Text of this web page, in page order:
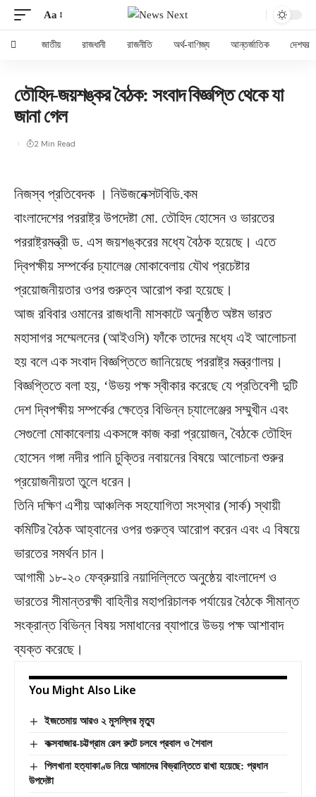
Aa
জাতীয় রাজধানী রাজনীতি অর্থ-বাণিজ্য আন্তর্জাতিক দেশঘর
তৌহিদ-জয়শঙ্কর বৈঠক: সংবাদ বিজ্ঞপ্তি থেকে যা
জানা গেল
2 Min Read
নিজস্ব প্রতিবেদক । নিউজনেক্সটবিডি.কম
বাংলাদেশের পররাষ্ট্র উপদেষ্টা মো. তৌহিদ হোসেন ও ভারতের
পররাষ্ট্রমন্ত্রী ড. এস জয়শঙ্করের মধ্যে বৈঠক হয়েছে। এতে
দ্বিপক্ষীয় সম্পর্কের চ্যালেঞ্জ মোকাবেলায় যৌথ প্রচেষ্টার
প্রয়োজনীয়তার ওপর গুরুত্ব আরোপ করা হয়েছে।
আজ রবিবার ওমানের রাজধানী মাসকাটে অনুষ্ঠিত অষ্টম ভারত
মহাসাগর সম্মেলনের (আইওসি) ফাঁকে তাদের মধ্যে এই আলোচনা
হয় বলে এক সংবাদ বিজ্ঞপ্তিতে জানিয়েছে পররাষ্ট্র মন্ত্রণালয়।
বিজ্ঞপ্তিতে বলা হয়, ‘উভয় পক্ষ স্বীকার করেছে যে প্রতিবেশী দুটি
দেশ দ্বিপক্ষীয় সম্পর্কের ক্ষেত্রে বিভিন্ন চ্যালেঞ্জের সম্মুখীন এবং
সেগুলো মোকাবেলায় একসঙ্গে কাজ করা প্রয়োজন, বৈঠকে তৌহিদ
হোসেন গঙ্গা নদীর পানি চুক্তির নবায়নের বিষয়ে আলোচনা শুরুর
প্রয়োজনীয়তা তুলে ধরেন।
তিনি দক্ষিণ এশীয় আঞ্চলিক সহযোগিতা সংস্থার (সার্ক) স্থায়ী
কমিটির বৈঠক আহ্বানের ওপর গুরুত্ব আরোপ করেন এবং এ বিষয়ে
ভারতের সমর্থন চান।
আগামী ১৮-২০ ফেব্রুয়ারি নয়াদিল্লিতে অনুষ্ঠেয় বাংলাদেশ ও
ভারতের সীমান্তরক্ষী বাহিনীর মহাপরিচালক পর্যায়ের বৈঠকে সীমান্ত
সংক্রান্ত বিভিন্ন বিষয় সমাধানের ব্যাপারে উভয় পক্ষ আশাবাদ
ব্যক্ত করেছে।
You Might Also Like
ইজতেমায় আরও ২ মুসল্লির মৃত্যু
কক্সবাজার-চট্টগ্রাম রেল রুটে চলবে প্রবাল ও শৈবাল
পিলখানা হত্যাকাণ্ড নিয়ে আমাদের বিভ্রান্তিতে রাখা হয়েছে: প্রধান
উপদেষ্টা